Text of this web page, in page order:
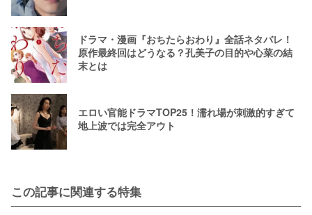
ドラマ・漫画『おちたらおわり』全話ネタバレ！
原作最終回はどうなる？孔美子の目的や心菜の結
末とは
エロい官能ドラマTOP25！濡れ場が刺激的すぎて
地上波では完全アウト
この記事に関連する特集